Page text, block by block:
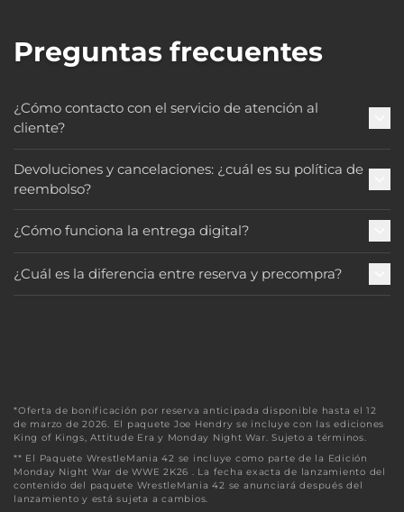
Preguntas frecuentes
¿Cómo contacto con el servicio de atención al
cliente?
Devoluciones y cancelaciones: ¿cuál es su política de
reembolso?
¿Cómo funciona la entrega digital?
¿Cuál es la diferencia entre reserva y precompra?
*Oferta de bonificación por reserva anticipada disponible hasta el 12
de marzo de 2026. El paquete Joe Hendry se incluye con las ediciones
King of Kings, Attitude Era y Monday Night War. Sujeto a términos.
** El Paquete WrestleMania 42 se incluye como parte de la Edición
Monday Night War de WWE 2K26 . La fecha exacta de lanzamiento del
contenido del paquete WrestleMania 42 se anunciará después del
lanzamiento y está sujeta a cambios.